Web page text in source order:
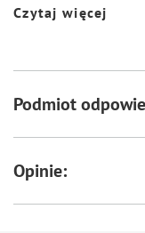
zamykania
warzywa, nasiona,
białko 13%, zawartość
Czytaj więcej
Podmiot
Opinie: